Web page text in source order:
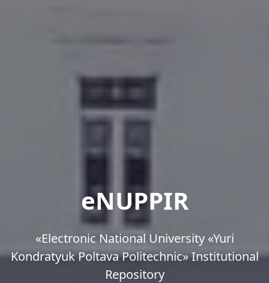
eNUPPIR
«Еlectronic National University «Yuri
Kondratyuk Poltava Politechnic» Institutional
Repository